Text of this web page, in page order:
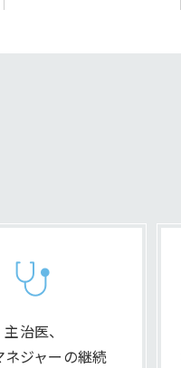
主治医、
ネジャーの継続